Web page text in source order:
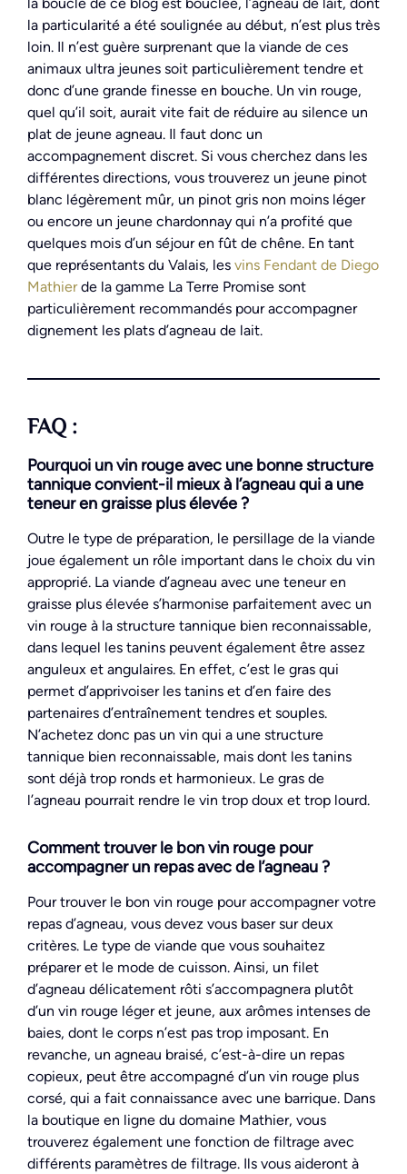
la particularité a été soulignée au début, n’est plus très
loin. Il n’est guère surprenant que la viande de ces
animaux ultra jeunes soit particulièrement tendre et
donc d’une grande finesse en bouche. Un vin rouge,
quel qu’il soit, aurait vite fait de réduire au silence un
plat de jeune agneau. Il faut donc un
accompagnement discret. Si vous cherchez dans les
différentes directions, vous trouverez un jeune pinot
blanc légèrement mûr, un pinot gris non moins léger
ou encore un jeune chardonnay qui n’a profité que
quelques mois d’un séjour en fût de chêne. En tant
que représentants du Valais, les vins Fendant de Diego
Mathierde la gamme La Terre Promise sont
particulièrement recommandés pour accompagner
dignement les plats d’agneau de lait.
FAQ :
Pourquoi un vin rouge avec une bonne structure
tannique convient-il mieux à l’agneau qui a une
teneur en graisse plus élevée ?
Outre le type de préparation, le persillage de la viande
joue également un rôle important dans le choix du vin
approprié. La viande d’agneau avec une teneur en
graisse plus élevée s’harmonise parfaitement avec un
vin rouge à la structure tannique bien reconnaissable,
dans lequel les tanins peuvent également être assez
anguleux et angulaires. En effet, c’est le gras qui
permet d’apprivoiser les tanins et d’en faire des
partenaires d’entraînement tendres et souples.
N’achetez donc pas un vin qui a une structure
tannique bien reconnaissable, mais dont les tanins
sont déjà trop ronds et harmonieux. Le gras de
l’agneau pourrait rendre le vin trop doux et trop lourd.
Comment trouver le bon vin rouge pour
accompagner un repas avec de l’agneau ?
Pour trouver le bon vin rouge pour accompagner votre
repas d’agneau, vous devez vous baser sur deux
critères. Le type de viande que vous souhaitez
préparer et le mode de cuisson. Ainsi, un filet
d’agneau délicatement rôti s’accompagnera plutôt
d’un vin rouge léger et jeune, aux arômes intenses de
baies, dont le corps n’est pas trop imposant. En
revanche, un agneau braisé, c’est-à-dire un repas
copieux, peut être accompagné d’un vin rouge plus
corsé, qui a fait connaissance avec une barrique. Dans
la boutique en ligne du domaine Mathier, vous
trouverez également une fonction de filtrage avec
différents paramètres de filtrage. Ils vous aideront à